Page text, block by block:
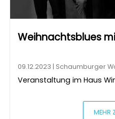
Weihnachtsblues
09.12.2023 | Schaumburger
Veranstaltung im Haus
MEHR